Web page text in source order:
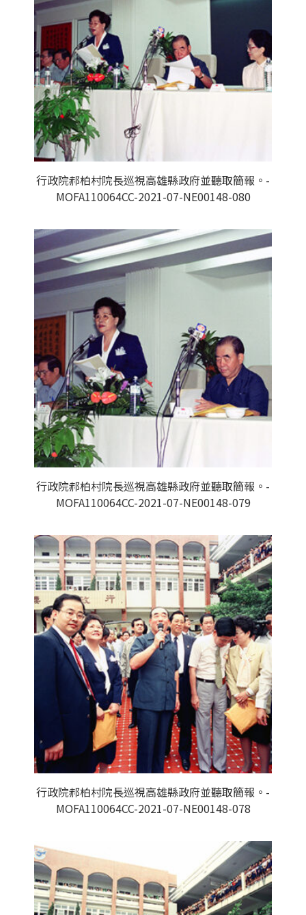
行政院郝柏村院長巡視高雄縣政府並聽取簡報。-
MOFA110064CC-2021-07-NE00148-080
行政院郝柏村院長巡視高雄縣政府並聽取簡報。-
MOFA110064CC-2021-07-NE00148-079
行政院郝柏村院長巡視高雄縣政府並聽取簡報。-
MOFA110064CC-2021-07-NE00148-078